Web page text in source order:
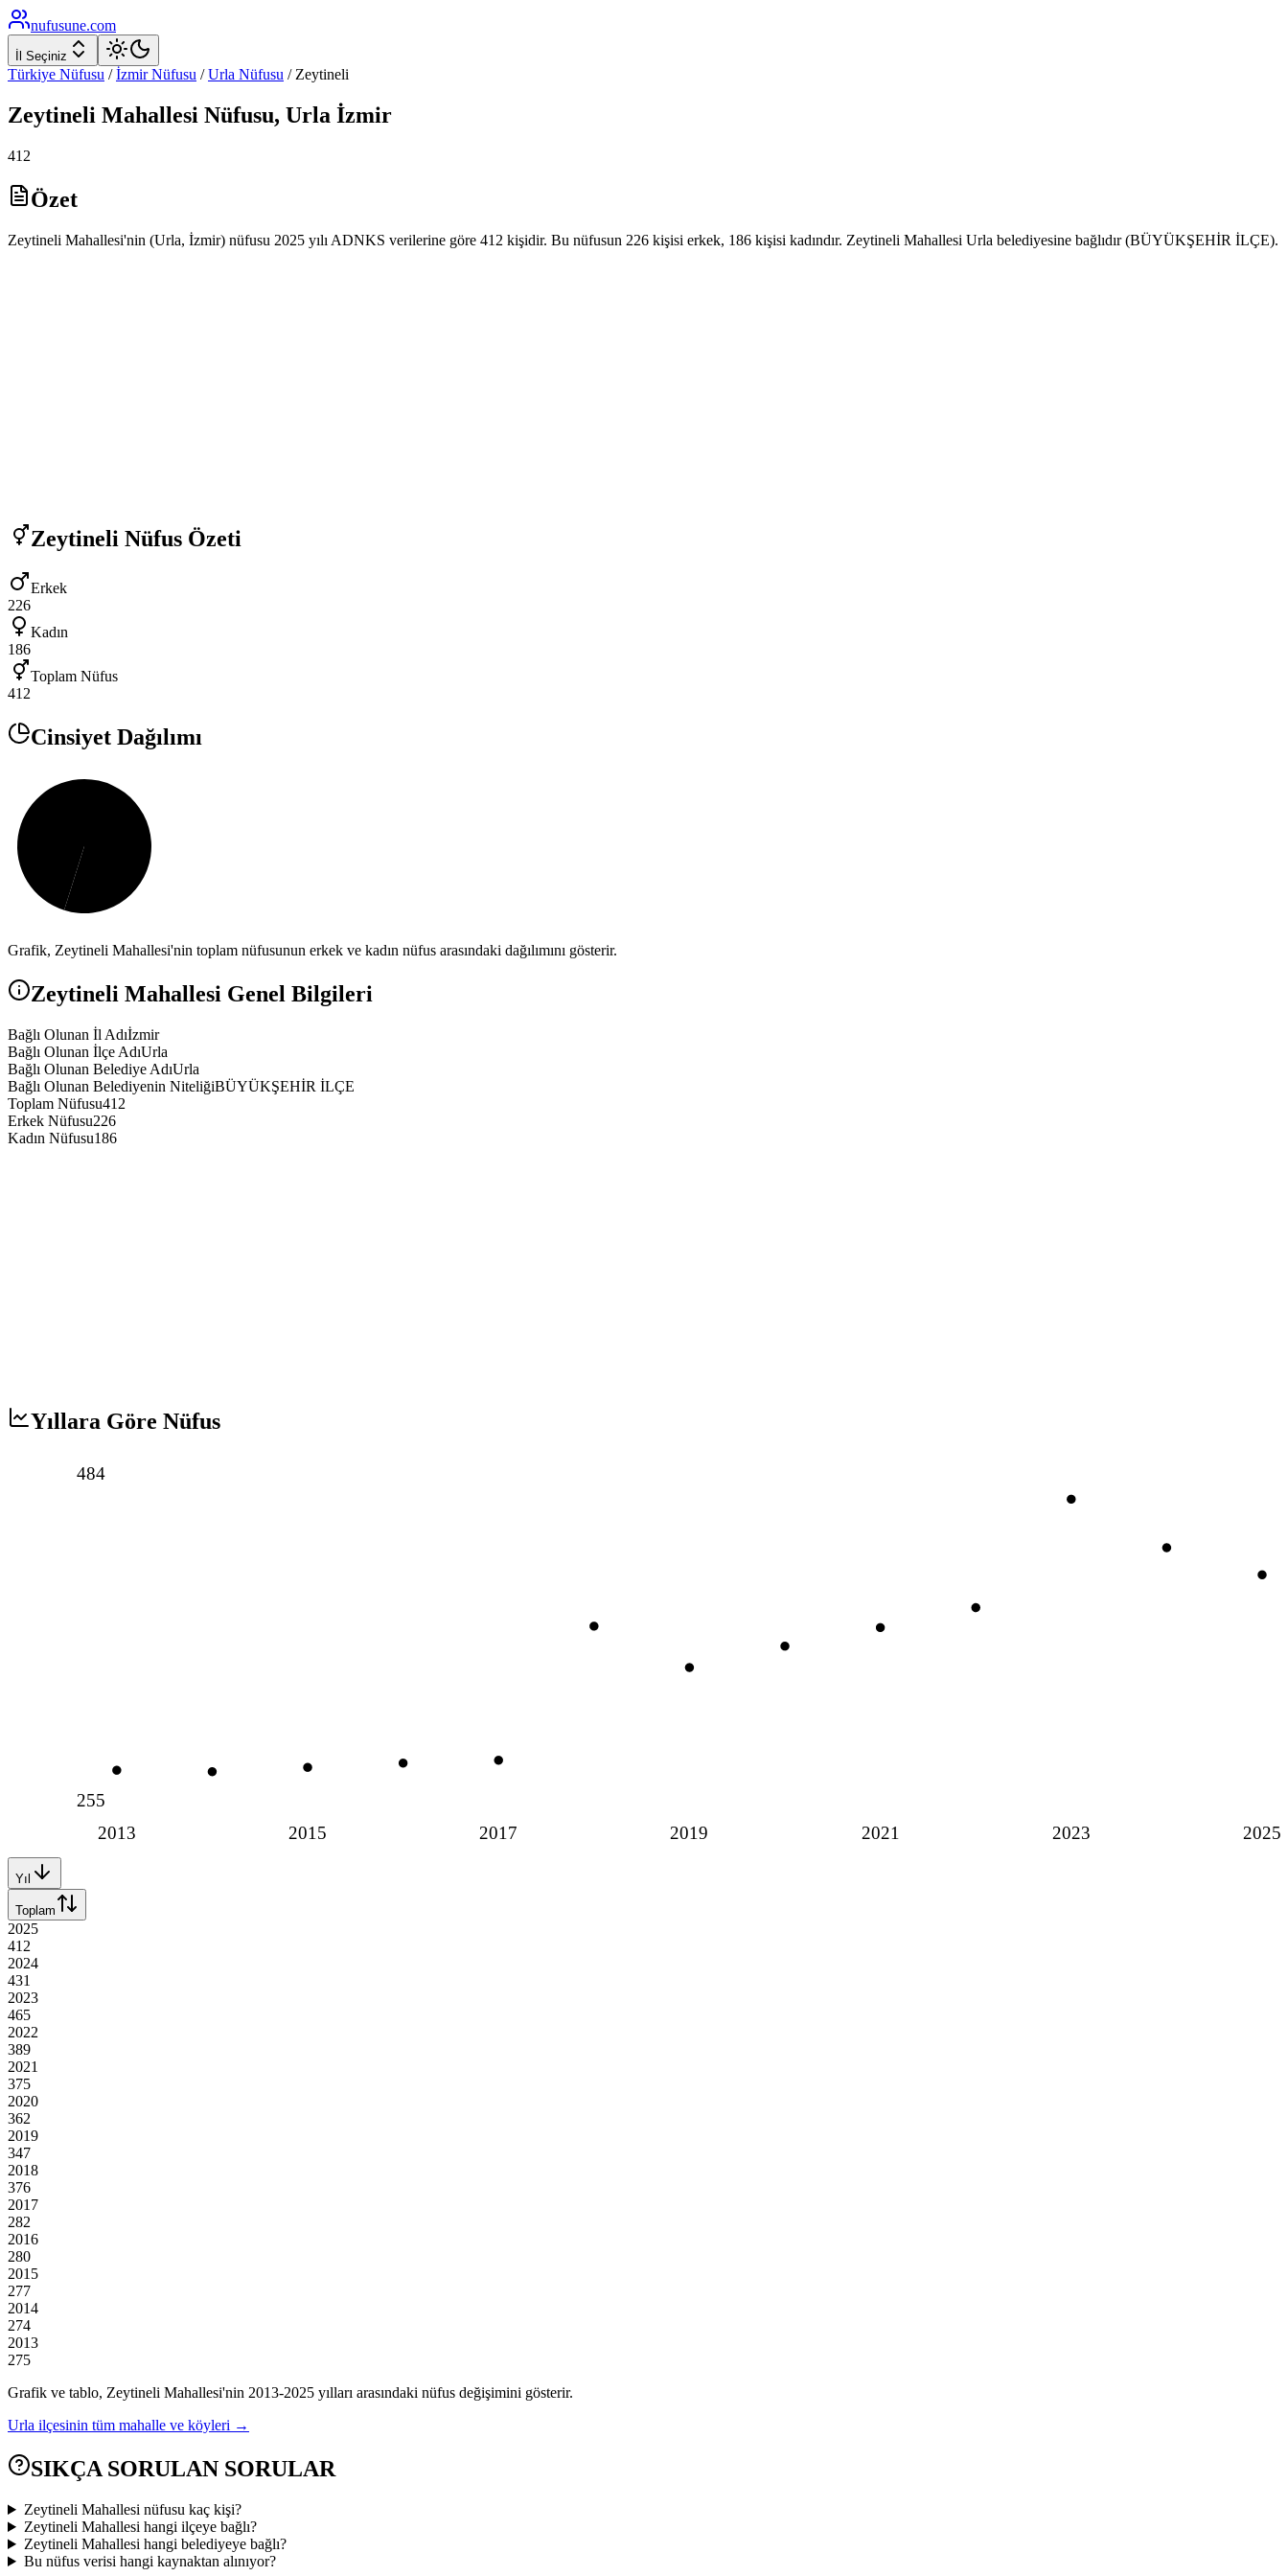
nufusune.com
İl Seçiniz
Türkiye Nüfusu / İzmirNüfusu / Urla Nüfusu / Zeytineli
Zeytineli Mahallesi Nüfusu, Urla İzmir
412
Özet
Zeytineli Mahallesi'nin (Urla, İzmir) nüfusu 2025 yılı ADNKS verilerine göre 412 kişidir. Bu nüfusun 226 kişisi erkek, 186 kişisi kadındır. Zeytineli Mahallesi Urla belediyesine bağlıdır (BÜYÜKŞEHİR İLÇE).
Zeytineli Nüfus Özeti
Erkek
226
Kadın
186
Toplam Nüfus
412
Cinsiyet Dağılımı
Grafik, Zeytineli Mahallesi'nin toplam nüfusunun erkek ve kadın nüfus arasındaki dağılımını gösterir.
Zeytineli Mahallesi Genel Bilgileri
Bağlı Olunan İl Adıİzmir
Bağlı Olunan İlçe AdıUrla
Bağlı Olunan Belediye AdıUrla
Bağlı Olunan Belediyenin NiteliğiBÜYÜKŞEHİR İLÇE
Toplam Nüfusu412
Erkek Nüfusu226
Kadın Nüfusu186
Yıllara Göre Nüfus
2013 2015 2017 2019 2021 2023 2025
484
255
Yıl
Toplam
2025
412
2024
431
2023
465
2022
389
2021
375
2020
362
2019
347
2018
376
2017
282
2016
280
2015
277
2014
274
2013
275
Grafik ve tablo, Zeytineli Mahallesi'nin 2013-2025 yılları arasındaki nüfus değişimini gösterir.
Urla ilçesinin tüm mahalle ve köyleri →
SIKÇA SORULAN SORULAR
Zeytineli Mahallesi nüfusu kaç kişi?
Zeytineli Mahallesi hangi ilçeye bağlı?
Zeytineli Mahallesi hangi belediyeye bağlı?
Bu nüfus verisi hangi kaynaktan alınıyor?